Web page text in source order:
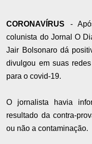
CORONAVÍRUS -
colunista do Jornal O
Jair Bolsonaro dá
divulgou em suas
para o covid-19.
O jornalista havia
resultado da contra-
ou não a contaminação.